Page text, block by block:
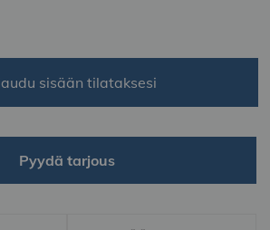
sisään tilataksesi
Pyydä tarjous